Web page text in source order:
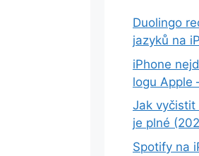
Duolingo
jazyků na
iPhone
logu Apple
Jak vyčistit
je plné
Spotify na